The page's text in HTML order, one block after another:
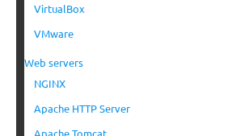
VirtualBox
VMware
Web servers
NGINX
Apache HTTP Server
Apache Tomcat